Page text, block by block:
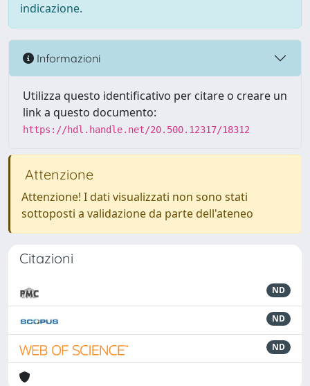
indicazione.
Informazioni
Utilizza questo identificativo per citare o creare un
link a questo documento:
https://hdl.handle.net/20.500.12317/18312
Attenzione
Attenzione! I dati visualizzati non sono stati
sottoposti a validazione da parte dell'ateneo
Citazioni
ND
ND
ND